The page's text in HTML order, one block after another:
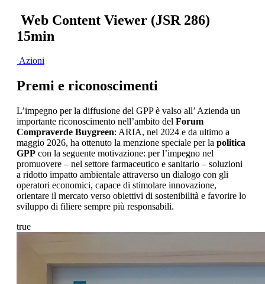
Web Content Viewer (JSR 286)
15min
Azioni
Premi e riconoscimenti
L’impegno per la diffusione del GPP è valso all’ Azienda un
importante riconoscimento nell’ambito del Forum
Compraverde Buygreen: ARIA, nel 2024 e da ultimo a
maggio 2026, ha ottenuto la menzione speciale per la politica
GPP con la seguente motivazione: per l’impegno nel
promuovere – nel settore farmaceutico e sanitario – soluzioni
a ridotto impatto ambientale attraverso un dialogo con gli
operatori economici, capace di stimolare innovazione,
orientare il mercato verso obiettivi di sostenibilità e favorire lo
sviluppo di filiere sempre più responsabili.
true